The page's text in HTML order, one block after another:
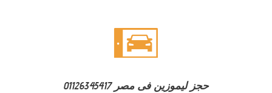
حجز ليموزين فى مصر 01126345417